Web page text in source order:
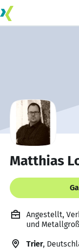
Matthias
Angestellt,
und
Trier,